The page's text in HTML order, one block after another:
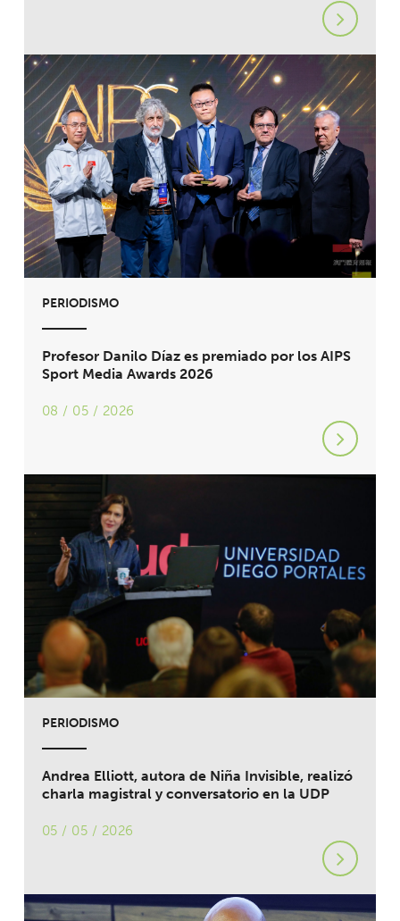
PERIODISMO
Profesor Danilo Díaz es premiado por los AIPS
Sport Media Awards 2026
08 / 05 / 2026
PERIODISMO
Andrea Elliott, autora de Niña Invisible, realizó
charla magistral y conversatorio en la UDP
05 / 05 / 2026